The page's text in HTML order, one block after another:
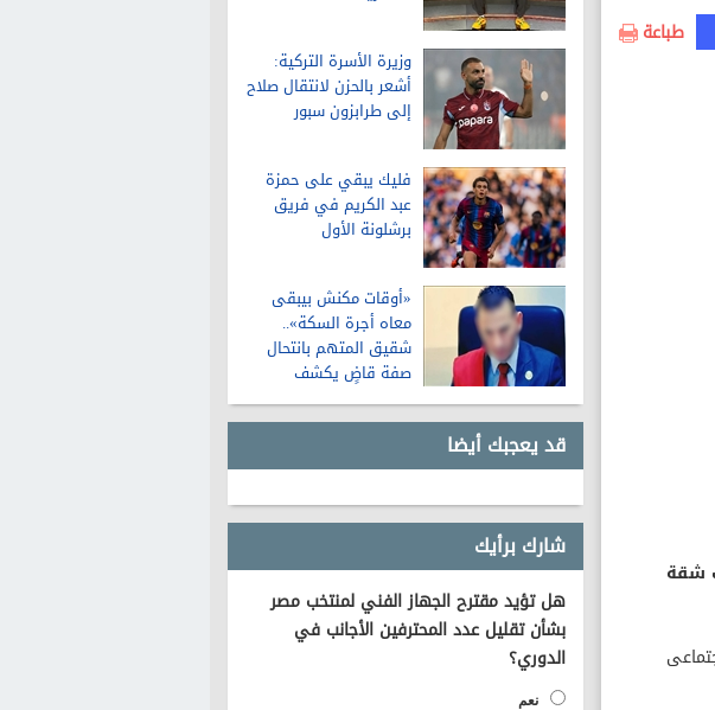
وزيرة الأسرة التركية:
أشعر بالحزن لانتقال صلاح
إلى طرابزون سبور
فليك يبقي على حمزة
عبد الكريم في فريق
برشلونة الأول
«أوقات مكنش بيبقى
معاه أجرة السكة»..
شقيق المتهم بانتحال
صفة قاضٍ يكشف
تفاصيل عن حياته قبل
الواقعة
قد يعجبك أيضا
شارك برأيك
هل تؤيد مقترح الجهاز الفني لمنتخب مصر
بشأن تقليل عدد المحترفين الأجانب في
الدوري؟
نعم
طباعة
شقة